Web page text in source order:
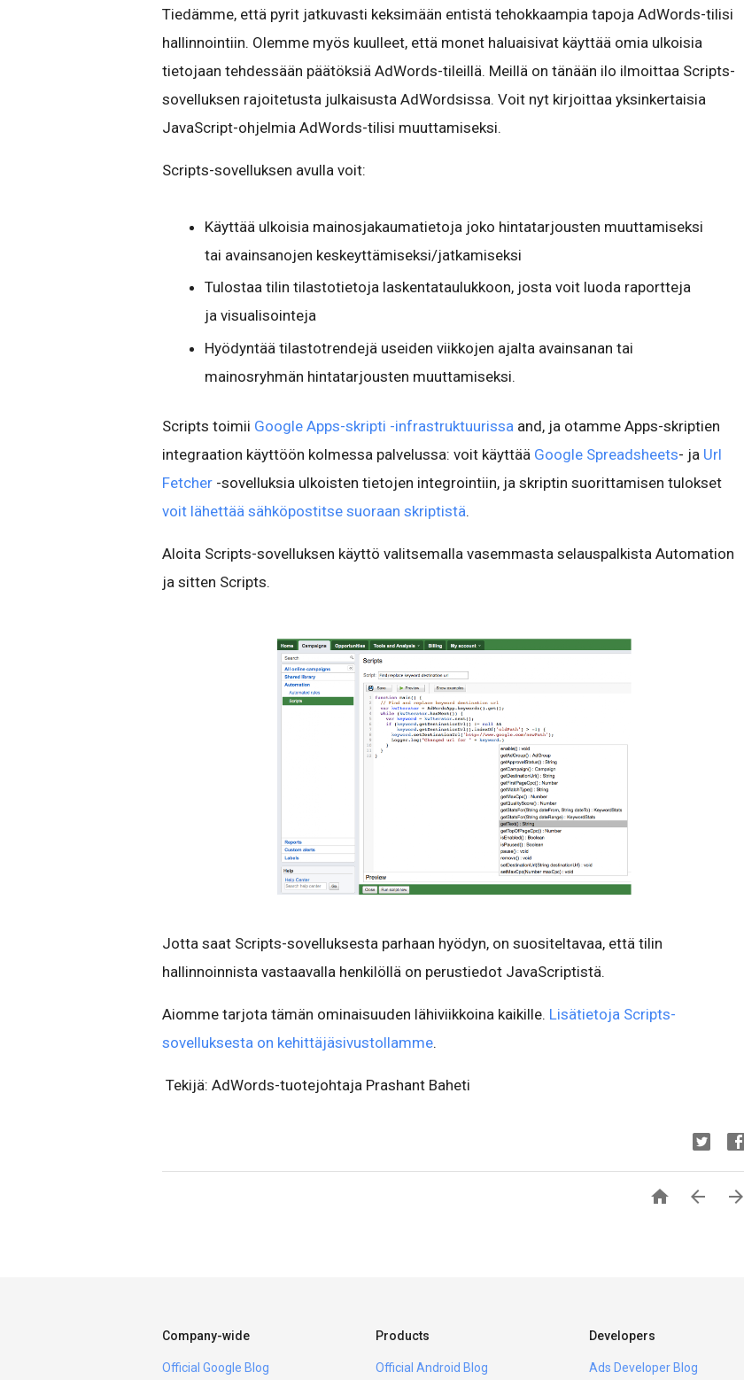
Tiedämme, että pyrit jatkuvasti keksimään entistä tehokkaampia tapoja AdWords-tilisi
hallinnointiin. Olemme myös kuulleet, että monet haluaisivat käyttää omia ulkoisia
tietojaan tehdessään päätöksiä AdWords-tileillä. Meillä on tänään ilo ilmoittaa Scripts-
sovelluksen rajoitetusta julkaisusta AdWordsissa. Voit nyt kirjoittaa yksinkertaisia
JavaScript-ohjelmia AdWords-tilisi muuttamiseksi.
Scripts-sovelluksen avulla voit:
Käyttää ulkoisia mainosjakaumatietoja joko hintatarjousten muuttamiseksi
tai avainsanojen keskeyttämiseksi/jatkamiseksi
Tulostaa tilin tilastotietoja laskentataulukkoon, josta voit luoda raportteja
ja visualisointeja
Hyödyntää tilastotrendejä useiden viikkojen ajalta avainsanan tai
mainosryhmän hintatarjousten muuttamiseksi.
Scripts toimii Google Apps-skripti -infrastruktuurissa and, ja otamme Apps-skriptien
integraation käyttöön kolmessa palvelussa: voit käyttää Google Spreadsheets- ja Url
Fetcher -sovelluksia ulkoisten tietojen integrointiin, ja skriptin suorittamisen tulokset
voit lähettää sähköpostitse suoraan skriptistä.
Aloita Scripts-sovelluksen käyttö valitsemalla vasemmasta selauspalkista Automation
ja sitten Scripts.
Jotta saat Scripts-sovelluksesta parhaan hyödyn, on suositeltavaa, että tilin
hallinnoinnista vastaavalla henkilöllä on perustiedot JavaScriptistä.
Aiomme tarjota tämän ominaisuuden lähiviikkoina kaikille. Lisätietoja Scripts-
sovelluksesta on kehittäjäsivustollamme.
Tekijä: AdWords-tuotejohtaja Prashant Baheti
  
Company-wide
Official Google Blog
Products
Official Android Blog
Developers
Ads Developer Blog